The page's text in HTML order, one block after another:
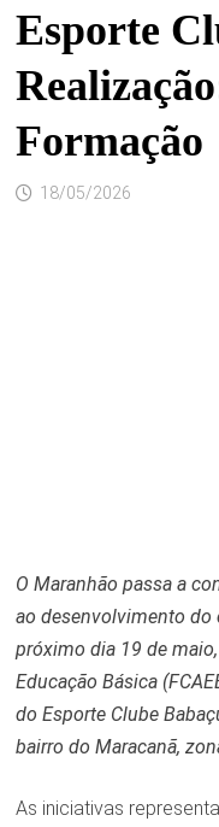
Esporte
Formação
18/05/2026
O Maranhão passa a
ao desenvolvimento do
próximo dia 19 de
Educação Básica
do Esporte Clube
bairro do Maracanã,
As iniciativas